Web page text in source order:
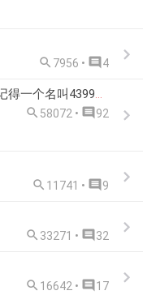
 7956 •  4
【water】【童年2】你们还记得一个名叫4399的网站吗？
 58072 •  92
 11741 •  9
 33271 •  32
 16642 •  17